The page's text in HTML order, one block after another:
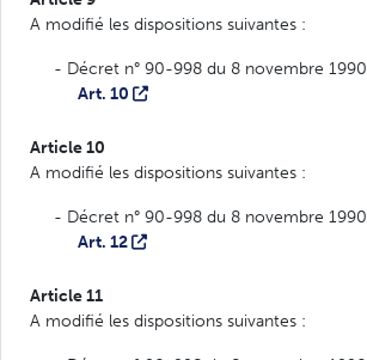
A modifié les dispositions suivantes :
- Décret n° 90-998 du 8 novembre 1990
Art. 10
Article 10
A modifié les dispositions suivantes :
- Décret n° 90-998 du 8 novembre 1990
Art. 12
Article 11
A modifié les dispositions suivantes :